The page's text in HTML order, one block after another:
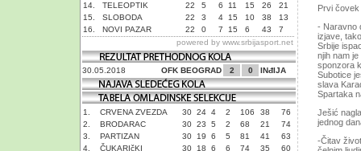
14.
TELEOPTIK 22 5 6 11 15 26
21
15.
SLOBODA 22 3 4 15 10 38
13
16.
NOVI PAZAR 22 0 7 15 6 43
7
powered by www.srbijasport.net
30.05.2018 OFK BEOGRAD 2 0 INđIJA
1. CRVENA ZVEZDA 30 24 4 2 106 38
76
2.
BRODARAC 30 23 5 2 68 21
74
3.
PARTIZAN 30 19 6 5 81 41
63
4.
ČUKARIčKI 30 18 6 6 74 35
60
Prvi
- Naravno
izjave,
Srbije
njih nam
sponzora
Subotice
slava
Spartaka
Ješić
jednog
-Čitav